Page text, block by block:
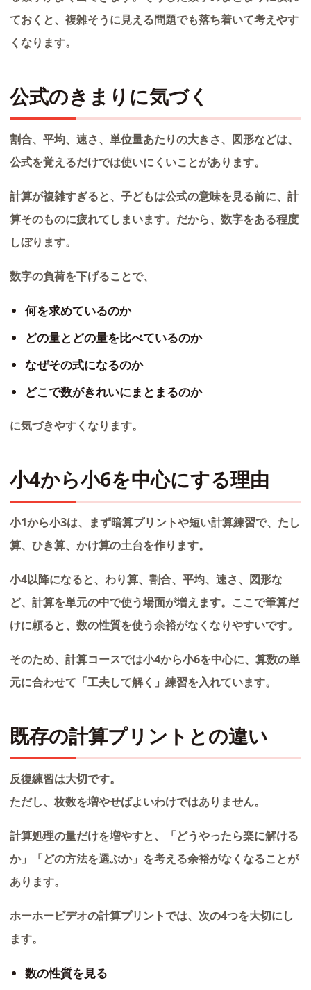
ておくと、複雑そうに見える問題でも落ち着いて考えやす
くなります。
公式のきまりに気づく
割合、平均、速さ、単位量あたりの大きさ、図形などは、
公式を覚えるだけでは使いにくいことがあります。
計算が複雑すぎると、子どもは公式の意味を見る前に、計
算そのものに疲れてしまいます。だから、数字をある程度
しぼります。
数字の負荷を下げることで、
何を求めているのか
どの量とどの量を比べているのか
なぜその式になるのか
どこで数がきれいにまとまるのか
に気づきやすくなります。
小4から小6を中心にする理由
小1から小3は、まず暗算プリントや短い計算練習で、たし
算、ひき算、かけ算の土台を作ります。
小4以降になると、わり算、割合、平均、速さ、図形な
ど、計算を単元の中で使う場面が増えます。ここで筆算だ
けに頼ると、数の性質を使う余裕がなくなりやすいです。
そのため、計算コースでは小4から小6を中心に、算数の単
元に合わせて「工夫して解く」練習を入れています。
既存の計算プリントとの違い
反復練習は大切です。
ただし、枚数を増やせばよいわけではありません。
計算処理の量だけを増やすと、「どうやったら楽に解ける
か」「どの方法を選ぶか」を考える余裕がなくなることが
あります。
ホーホービデオの計算プリントでは、次の4つを大切にし
ます。
数の性質を見る